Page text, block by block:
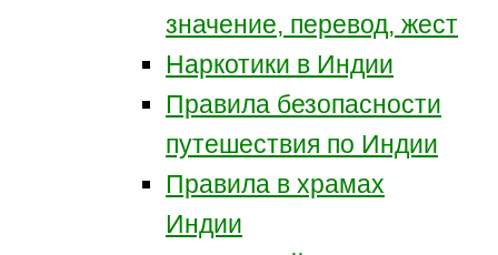
значение, перевод, жест
Наркотики в Индии
Правила безопасности
путешествия по Индии
Правила в храмах
Индии